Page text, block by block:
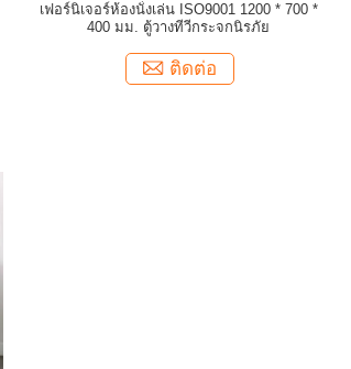
เฟอร์นิเจอร์ห้องนั่งเล่น ISO9001 1200 * 700 *
400 มม. ตู้วางทีวีกระจกนิรภัย
ติดต่อ